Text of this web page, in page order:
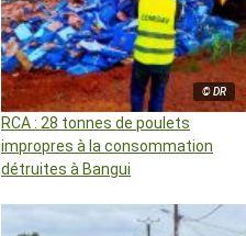
© DR
RCA : 28 tonnes de poulets
impropres à la consommation
détruites à Bangui